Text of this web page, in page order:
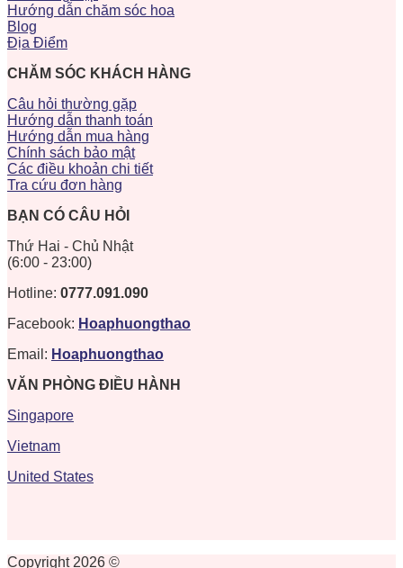
Hướng dẫn chăm sóc hoa
Blog
Địa Điểm
CHĂM SÓC KHÁCH HÀNG
Câu hỏi thường gặp
Hướng dẫn thanh toán
Hướng dẫn mua hàng
Chính sách bảo mật
Các điều khoản chi tiết
Tra cứu đơn hàng
BẠN CÓ CÂU HỎI
Thứ Hai - Chủ Nhật
(6:00 - 23:00)
Hotline: 0777.091.090
Facebook: Hoaphuongthao
Email: Hoaphuongthao
VĂN PHÒNG ĐIỀU HÀNH
Singapore
Vietnam
United States
Copyright 2026 ©